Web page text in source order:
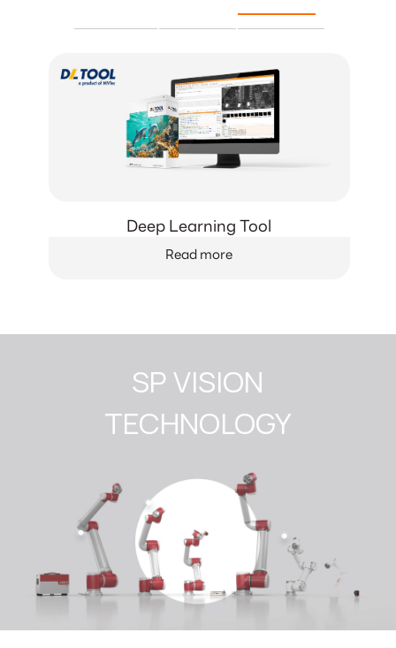
Deep Learning Tool
Read more
SP VISION
TECHNOLOGY